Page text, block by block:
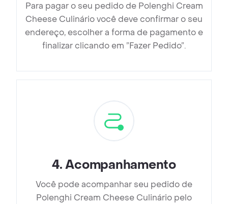
Para pagar o seu pedido de Polenghi Cream
Cheese Culinário você deve confirmar o seu
endereço, escolher a forma de pagamento e
finalizar clicando em ”Fazer Pedido”.
4.Acompanhamento
Você pode acompanhar seu pedido de
Polenghi Cream Cheese Culinário pelo